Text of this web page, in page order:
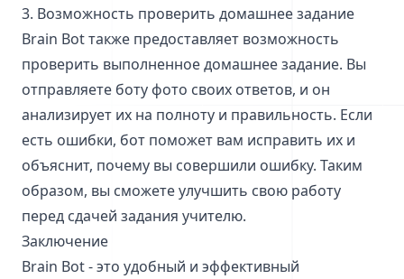
3. Возможность проверить домашнее задание
Brain Bot также предоставляет возможность
проверить выполненное домашнее задание. Вы
отправляете боту фото своих ответов, и он
анализирует их на полноту и правильность. Если
есть ошибки, бот поможет вам исправить их и
объяснит, почему вы совершили ошибку. Таким
образом, вы сможете улучшить свою работу
перед сдачей задания учителю.
Заключение
Brain Bot - это удобный и эффективный